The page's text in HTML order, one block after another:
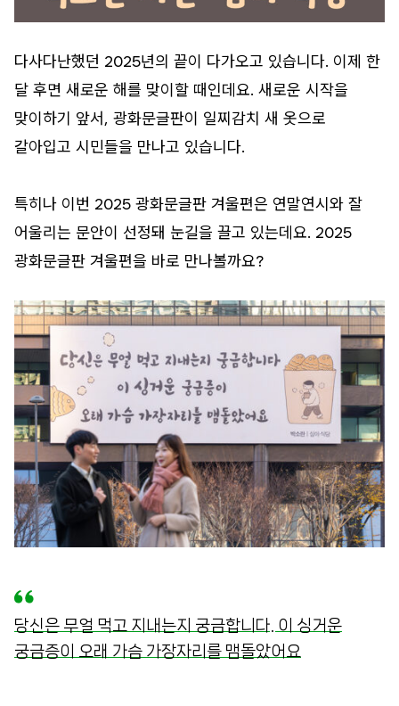
다사다난했던 2025년의 끝이 다가오고 있습니다. 이제 한
달 후면 새로운 해를 맞이할 때인데요. 새로운 시작을
맞이하기 앞서, 광화문글판이 일찌감치 새 옷으로
갈아입고 시민들을 만나고 있습니다.
특히나 이번 2025 광화문글판 겨울편은 연말연시와 잘
어울리는 문안이 선정돼 눈길을 끌고 있는데요. 2025
광화문글판 겨울편을 바로 만나볼까요?
당신은 무얼 먹고 지내는지 궁금합니다. 이 싱거운
궁금증이 오래 가슴 가장자리를 맴돌았어요